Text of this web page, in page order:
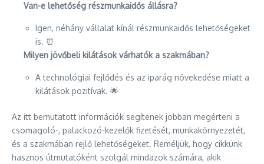
Van-e lehetőség részmunkaidős állásra?
Igen, néhány vállalat kínál részmunkaidős lehetőségeket
is. ⏰
Milyen jövőbeli kilátások várhatók a szakmában?
A technológiai fejlődés és az iparág növekedése miatt a
kilátások pozitívak. 🌟
Az itt bemutatott információk segítenek jobban megérteni a
csomagoló-, palackozó-kezelők fizetését, munkakörnyezetét,
és a szakmában rejlő lehetőségeket. Reméljük, hogy cikkünk
hasznos útmutatóként szolgál mindazok számára, akik